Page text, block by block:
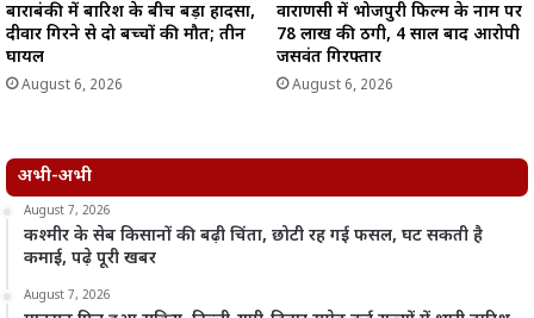
बाराबंकी में बारिश के बीच बड़ा हादसा,
दीवार गिरने से दो बच्चों की मौत; तीन
घायल
August 6, 2026
वाराणसी में भोजपुरी फिल्म के नाम पर
78 लाख की ठगी, 4 साल बाद आरोपी
जसवंत गिरफ्तार
August 6, 2026
अभी-अभी
August 7, 2026
कश्मीर के सेब किसानों की बढ़ी चिंता, छोटी रह गई फसल, घट सकती है
कमाई, पढ़े पूरी खबर
August 7, 2026